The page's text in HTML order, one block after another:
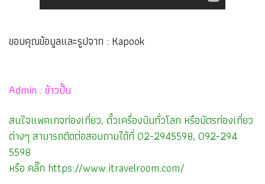
ขอบคุณข้อมูลและรูปจาก : Kapook
Admin : ข้าวปั้น
สนใจแพคเกจท่องเที่ยว, ตั๋วเครื่องบินทั่วโลก หรือบัตรท่องเที่ยว
ต่างๆ สามารถติดต่อสอบถามได้ที่ 02-2945598, 092-294
5598
หรือ คลิ๊ก https://www.itravelroom.com/